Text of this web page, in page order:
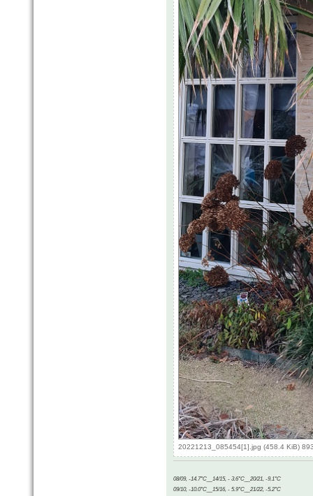
20221213_085454[1].jpg (458.4 KiB)
08/09, -14.7°C__14/15, - 3.6°C__20/21, -9.1°C
09/10, -10.0°C__15/16, - 5.9°C__21/22, -5.2°C